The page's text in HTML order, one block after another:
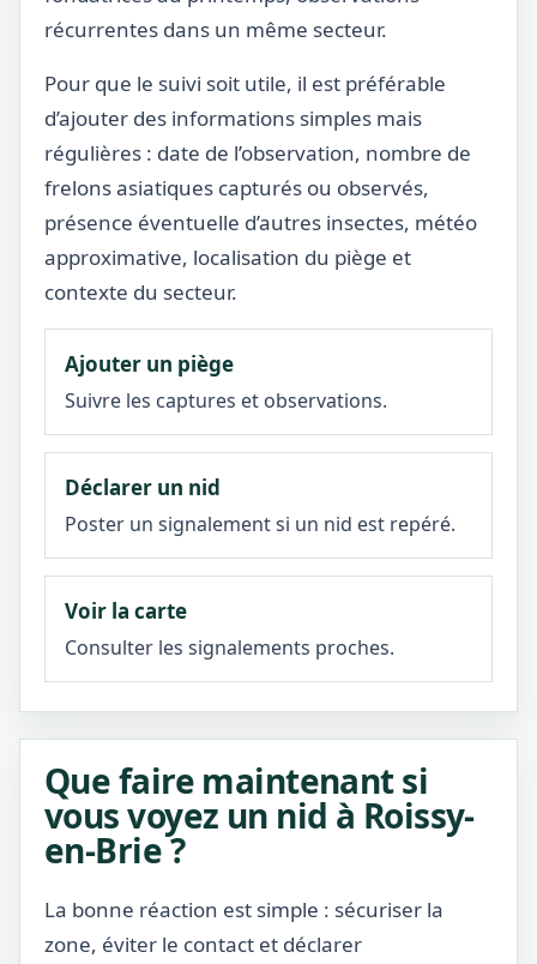
récurrentes dans un même secteur.
Pour que le suivi soit utile, il est préférable
d’ajouter des informations simples mais
régulières : date de l’observation, nombre de
frelons asiatiques capturés ou observés,
présence éventuelle d’autres insectes, météo
approximative, localisation du piège et
contexte du secteur.
Ajouter un piège
Suivre les captures et observations.
Déclarer un nid
Poster un signalement si un nid est repéré.
Voir la carte
Consulter les signalements proches.
Que faire maintenant si
vous voyez un nid à Roissy-
en-Brie ?
La bonne réaction est simple : sécuriser la
zone, éviter le contact et déclarer